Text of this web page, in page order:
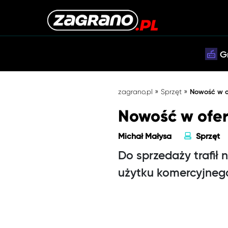
zagrano.pl » Sprzęt » Nowość w
Nowość w
Michał Małysa Sprzęt
Do sprzedaży trafił
użytku